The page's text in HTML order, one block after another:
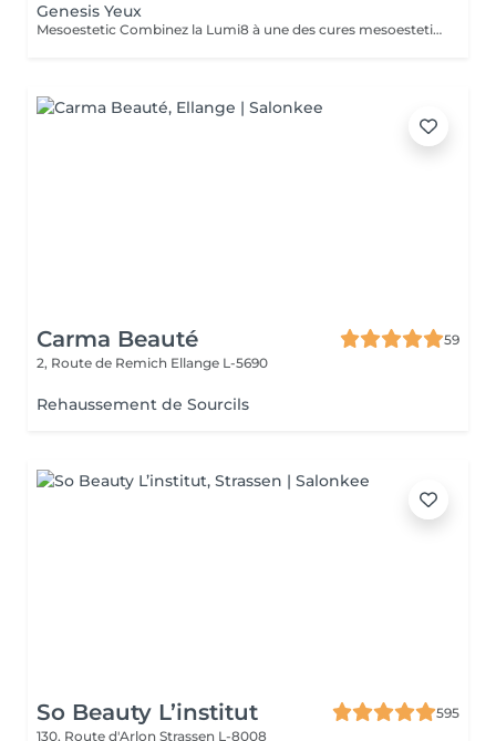
Genesis Yeux
Mesoestetic Combinez la Lumi8 à une des cures mesoestetic,mesopeel , mesoéclat... afin d'obtenir un résultat spectaculaire et durable. Recommandé pour l'anti-aging , les peaux acnéique , affaissées , les rides . les cicatrices et les autres imperfections de la peau. Bienvenue dans une nouvelle ère dans les soins du visage et du corps . Résultat spectaculaires , efficaces , durables et scientifiquement avérés, visible dès la première séance. Traitement indolore et non invasif
Carma Beauté
59
2, Route de Remich Ellange L-5690
Rehaussement de Sourcils
So Beauty L’institut
595
130, Route d'Arlon Strassen L-8008